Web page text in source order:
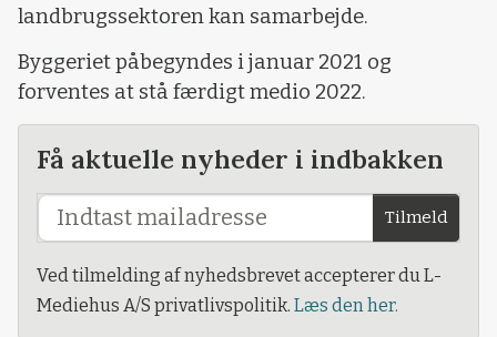
landbrugssektoren kan samarbejde.
Byggeriet påbegyndes i januar 2021 og
forventes at stå færdigt medio 2022.
Få aktuelle nyheder i indbakken
Tilmeld
Ved tilmelding af nyhedsbrevet accepterer du L-
Mediehus A/S privatlivspolitik. Læs den her.